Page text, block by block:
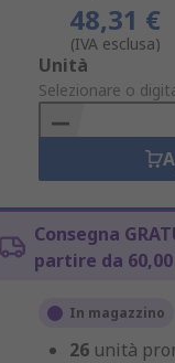
48,31 €
(IVA esclusa)
Add
to
Basket
Unità
Selezionare o
Consegna
partire da
In magazzino
26 unità